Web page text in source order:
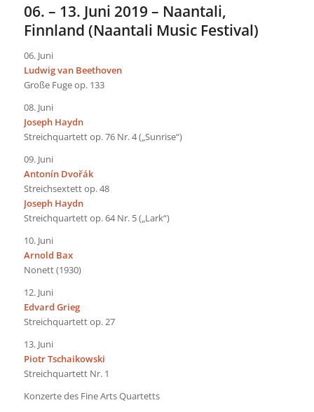
06. – 13. Juni 2019 – Naantali,
Finnland (Naantali Music Festival)
06. Juni
Ludwig van Beethoven
Große Fuge op. 133
08. Juni
Joseph Haydn
Streichquartett op. 76 Nr. 4 („Sunrise“)
09. Juni
Antonín Dvořák
Streichsextett op. 48
Joseph Haydn
Streichquartett op. 64 Nr. 5 („Lark“)
10. Juni
Arnold Bax
Nonett (1930)
12. Juni
Edvard Grieg
Streichquartett op. 27
13. Juni
Piotr Tschaikowski
Streichquartett Nr. 1
Konzerte des Fine Arts Quartetts